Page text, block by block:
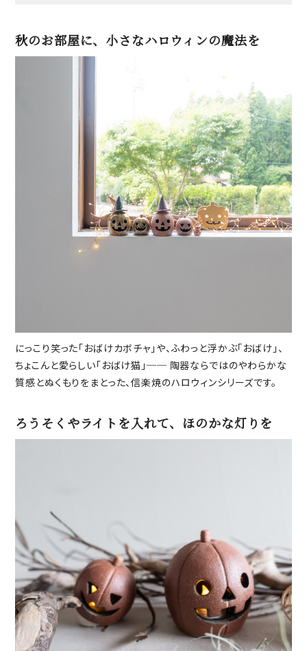
秋のお部屋に、小さなハロウィンの魔法を
にっこり笑った「おばけカボチャ」や、ふわっと浮かぶ「おばけ」、
ちょこんと愛らしい「おばけ猫」── 陶器ならではのやわらかな
質感とぬくもりをまとった、信楽焼のハロウィンシリーズです。
ろうそくやライトを入れて、ほのかな灯りを